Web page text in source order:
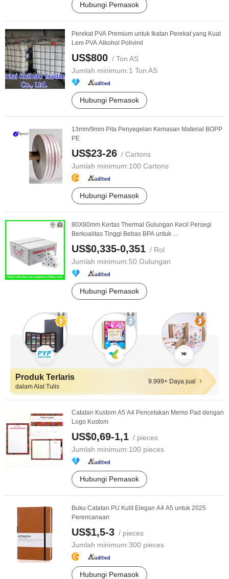
Hubungi Pemasok
Perekat PVA Premium untuk Ikatan Perekat yang Kuat
Lem PVA Alkohol Polivinil
US$800 / Ton AS
Jumlah minimum:1 Ton AS
Hubungi Pemasok
13mm/9mm Pita Penyegelan Kemasan Material BOPP
PE
US$23-26 / Cartons
Jumlah minimum:100 Cartons
Hubungi Pemasok
80X80mm Kertas Thermal Gulungan Kecil Persegi
Berkualitas Tinggi Bebas BPA untuk ...
US$0,335-0,351 / Rol
Jumlah minimum:50 Gulungan
Hubungi Pemasok
Produk Terlaris
dalam Alat Tulis
9.999+ Daya jual
Catatan Kustom A5 A4 Pencetakan Memo Pad dengan
Logo Kustom
US$0,69-1,1 / pieces
Jumlah minimum:100 pieces
Hubungi Pemasok
Buku Catatan PU Kulit Elegan A4 A5 untuk 2025
Perencanaan
US$1,5-3 / pieces
Jumlah minimum:300 pieces
Hubungi Pemasok